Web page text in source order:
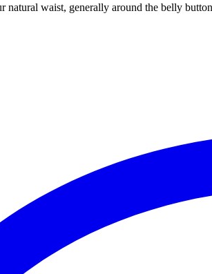
natural waist, generally around the belly